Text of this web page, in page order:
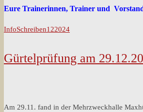
Eure Trainerinnen, Trainer und
InfoSchreiben122024
Gürtelprüfung am
Am 29.11. fand in der Mehrzweckhalle